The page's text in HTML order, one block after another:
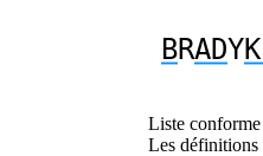
BRADY
Liste
Les définitions